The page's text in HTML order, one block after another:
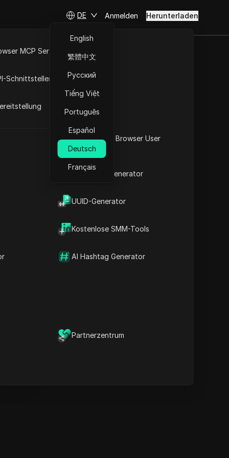
Was ist mein Browser User
Agent
2FA-Code-Generator
UUID-Generator
Kostenlose SMM-Tools
AI Hashtag Generator
Partnerzentrum
MCP Server
Schnittstellen
DE
English
繁體中文
Русский
Tiếng Việt
Português
Español
Deutsch
Français
Anmelden Herunterladen
Inhaltsübersicht
Zeitlinienanalyse
Inhaltsstichwörter
Konten sicher und fern von
Sperren.